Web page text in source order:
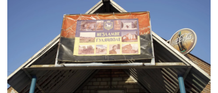
Про нас
Редакційна політика